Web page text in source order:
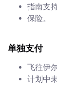
指南支
保险。
单独支付
飞往伊
计划中